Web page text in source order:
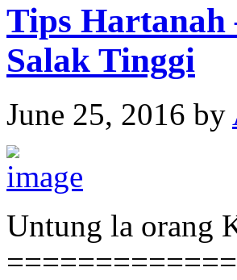
Tips Hartanah
Salak Tinggi
June 25, 2016 by
Untung la orang